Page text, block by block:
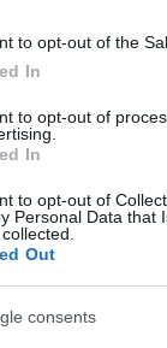
to opt-out of the
In
to opt-out of
In
to opt-out of
Personal Data that
Out
consents
között,